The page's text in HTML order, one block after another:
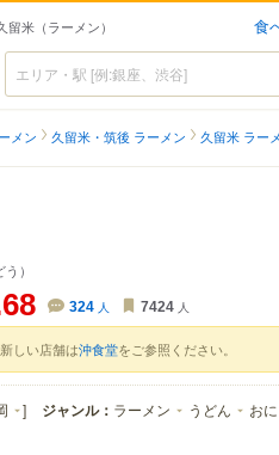
米（ラーメン） 食
ログ
メン 久留米・筑後 ラーメン 久留米 ラー
）
324 人 7424 人
しい店舗は沖食堂をご参照ください。
] ジャンル： ラーメン うどん お